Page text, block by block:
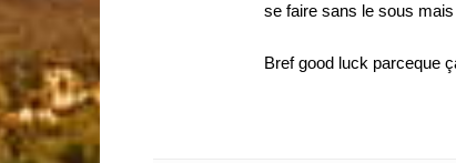
se faire sans le sous
Bref good luck parceque